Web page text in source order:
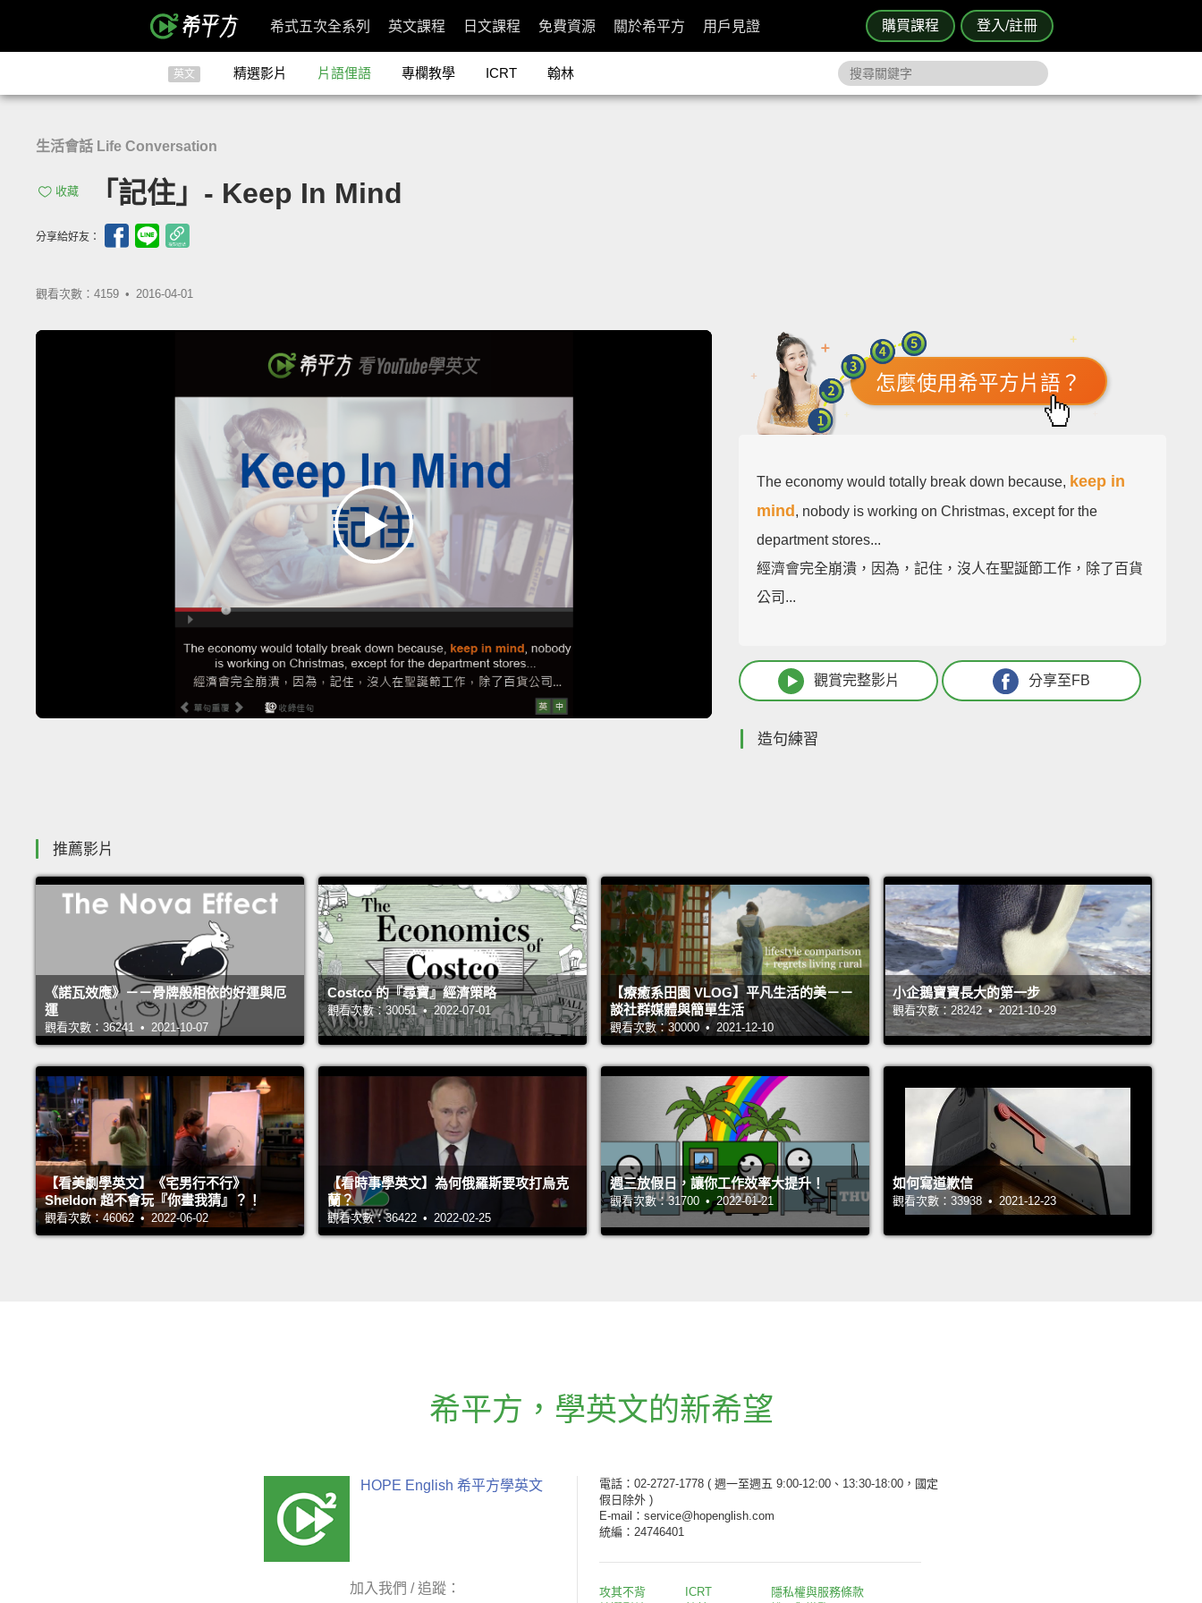
購買課程 登入/註冊
希式五次全系列 英文課程 日文課程 免費資源 關於希平方 用戶見證
英文 精選影片 片語俚語 專欄教學 ICRT 翰林
生活會話 Life Conversation
收藏 「記住」- Keep In Mind
分享給好友：
觀看次數：4159 • 2016-04-01
怎麼使用希平方片語？
The economy would totally break down because, keep in
mind, nobody is working on Christmas, except for the
department stores...
經濟會完全崩潰，因為，記住，沒人在聖誕節工作，除了百貨
公司...
觀賞完整影片 分享至FB
造句練習
推薦影片
《諾瓦效應》－－骨牌般相依的好運與厄
運
觀看次數：36241 • 2021-10-07
Costco 的『尋寶』經濟策略
觀看次數：30051 • 2022-07-01
【療癒系田園 VLOG】平凡生活的美－－
談社群媒體與簡單生活
觀看次數：30000 • 2021-12-10
小企鵝寶寶長大的第一步
觀看次數：28242 • 2021-10-29
【看美劇學英文】《宅男行不行》
Sheldon 超不會玩『你畫我猜』？！
觀看次數：46062 • 2022-06-02
【看時事學英文】為何俄羅斯要攻打烏克
蘭？
觀看次數：36422 • 2022-02-25
週三放假日，讓你工作效率大提升！
觀看次數：31700 • 2022-01-21
如何寫道歉信
觀看次數：33938 • 2021-12-23
希平方 ， 學英文的新希望
HOPE English 希平方學英文
加入我們 / 追蹤：
電話：02-2727-1778 ( 週一至週五 9:00-12:00、13:30-18:00，國定
假日除外 )
E-mail：service@hopenglish.com
統編：24746401
攻其不背
ICRT
隱私權與服務條款